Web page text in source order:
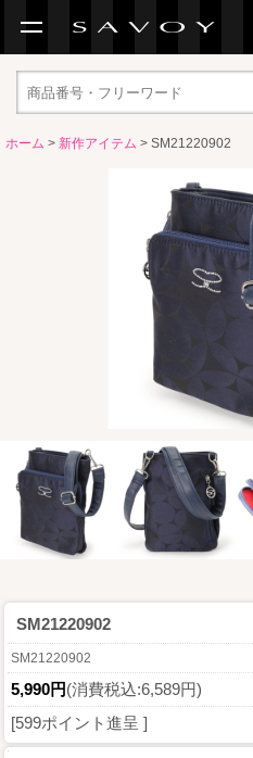
ホーム > 新作アイテム > SM21220902
SM21220902
SM21220902
5,990円(消費税込:6,589円)
[599ポイント進呈 ]